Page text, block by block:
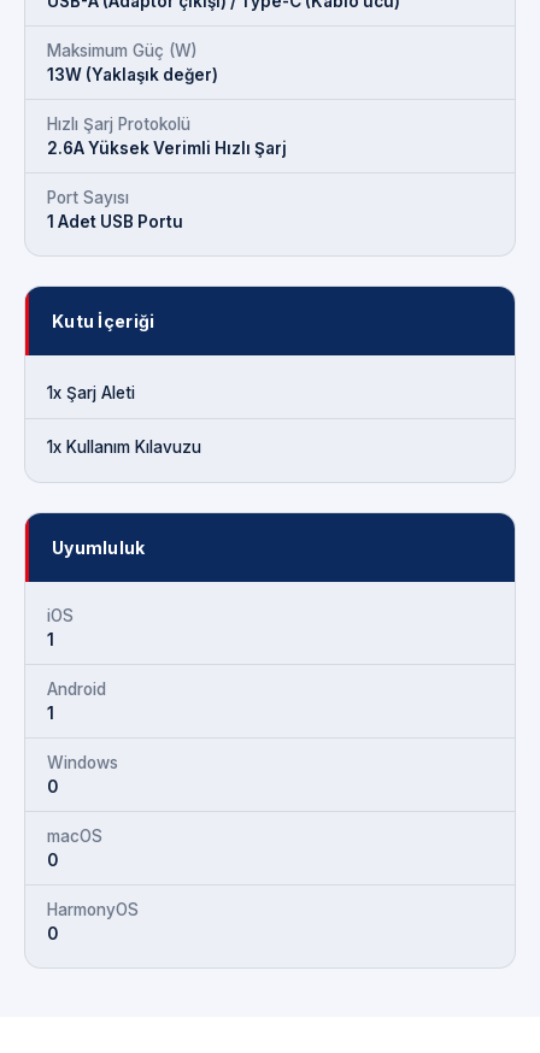
Maksimum Güç (W)
13W (Yaklaşık değer)
Hızlı Şarj Protokolü
2.6A Yüksek Verimli Hızlı Şarj
Port Sayısı
1 Adet USB Portu
Kutu İçeriği
1x Şarj Aleti
1x Kullanım Kılavuzu
Uyumluluk
iOS
1
Android
1
Windows
0
macOS
0
HarmonyOS
0